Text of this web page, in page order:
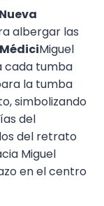
Nueva
albergar las
Miguel
cada tumba
la tumba
simbolizando
del
del retrato
Miguel
en el centro